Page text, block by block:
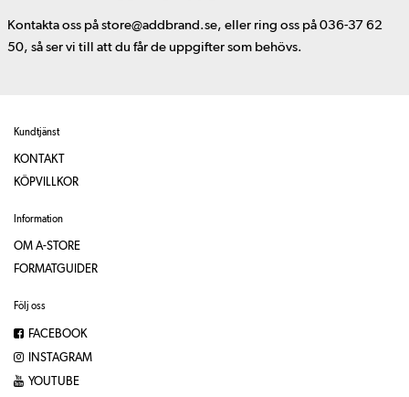
Kontakta oss på store@addbrand.se, eller ring oss på 036-37 62
50, så ser vi till att du får de uppgifter som behövs.
Kundtjänst
KONTAKT
KÖPVILLKOR
Information
OM A-STORE
FORMATGUIDER
Följ oss
FACEBOOK
INSTAGRAM
YOUTUBE